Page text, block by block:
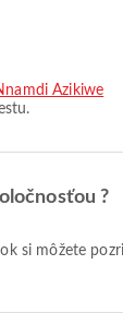
Azikiwe
?